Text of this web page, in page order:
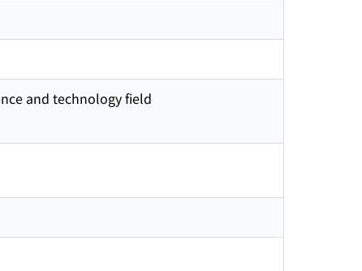
and technology field